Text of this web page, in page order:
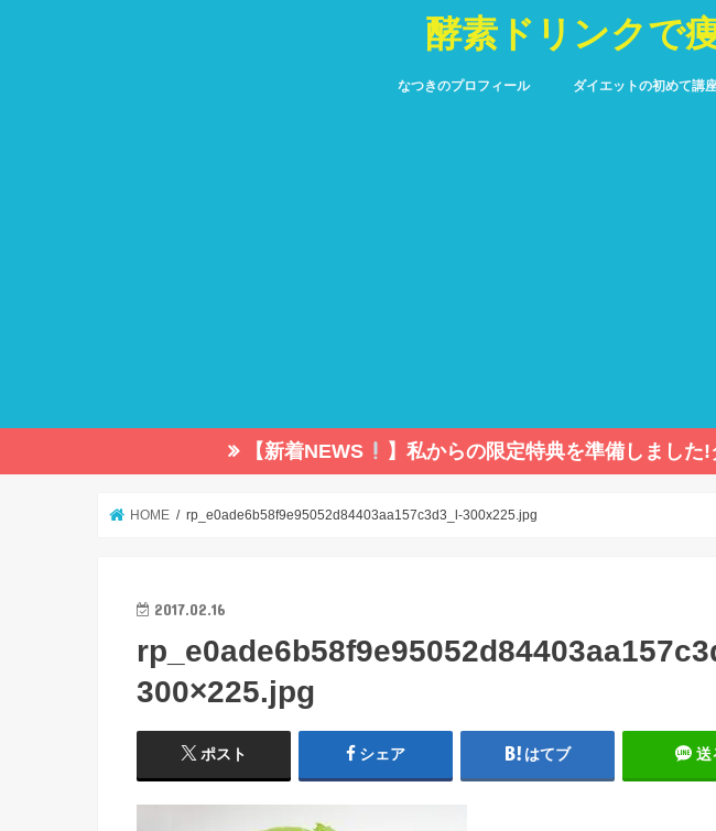
酵素ドリンクで
なつきのプロフィール ダイエットの初めて講
【新着NEWS 】私からの限定特典を準備しまし
HOME rp_e0ade6b58f9e95052d84403aa157c3d3_l-300x225.jpg
2017.02.16
300×225.jpg
ポスト シェア はてブ 送